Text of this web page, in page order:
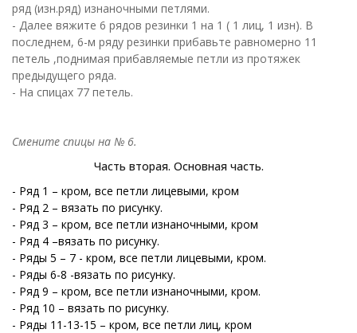
ряд (изн.ряд) изнаночными петлями.
- Далее вяжите 6 рядов резинки 1 на 1 ( 1 лиц, 1 изн). В
последнем, 6-м ряду резинки прибавьте равномерно 11
петель ,поднимая прибавляемые петли из протяжек
предыдущего ряда.
- На спицах 77 петель.
Смените спицы на № 6.
Часть вторая. Основная часть.
- Ряд 1 – кром, все петли лицевыми, кром
- Ряд 2 – вязать по рисунку.
- Ряд 3 – кром, все петли изнаночными, кром
- Ряд 4 –вязать по рисунку.
- Ряды 5 – 7 - кром, все петли лицевыми, кром.
- Ряды 6-8 -вязать по рисунку.
- Ряд 9 – кром, все петли изнаночными, кром.
- Ряд 10 – вязать по рисунку.
- Ряды 11-13-15 – кром, все петли лиц, кром